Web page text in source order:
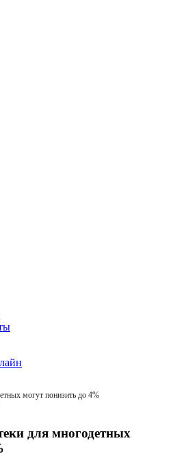
могут понизить до 4%
для многодетных